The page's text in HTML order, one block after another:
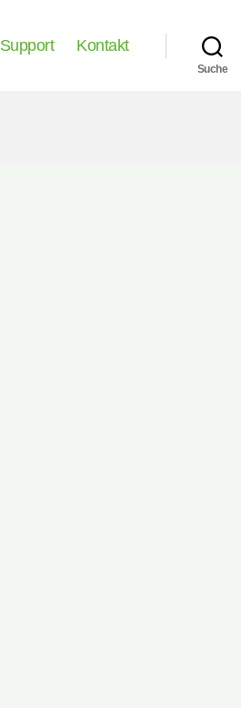
Support Kontakt
Suche